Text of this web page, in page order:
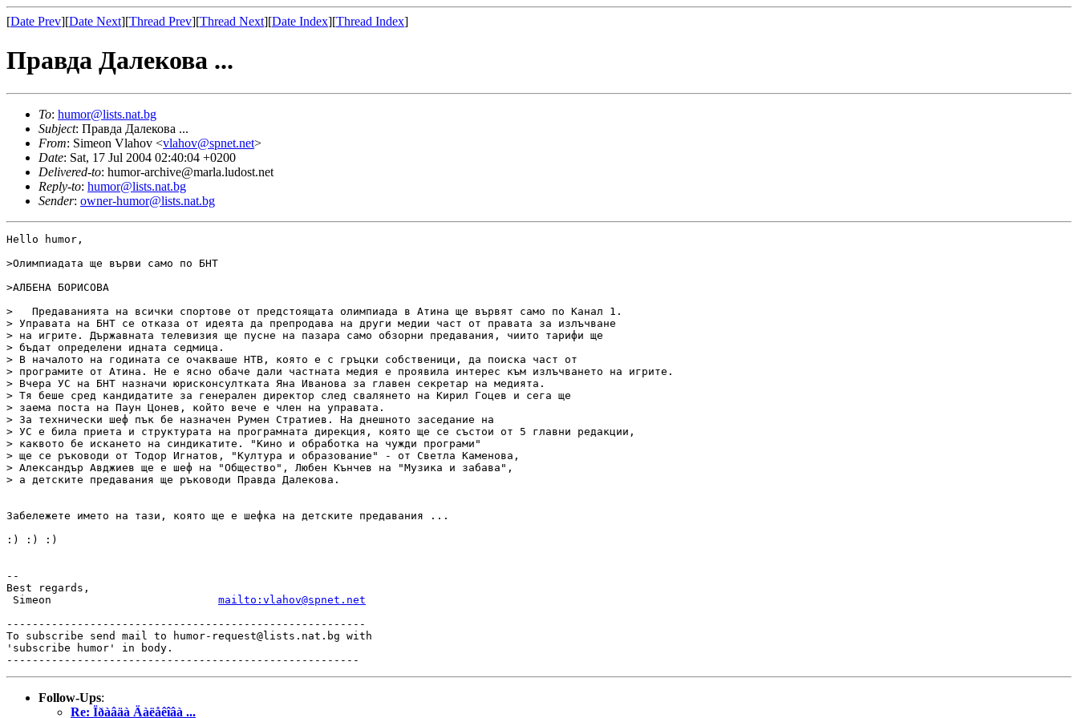
[Date Prev][Date Next][Thread Prev][Thread Next][Date Index][Thread Index]
Правда Далекова ...
To: humor@lists.nat.bg
Subject: Правда Далекова ...
From: Simeon Vlahov <vlahov@spnet.net>
Date: Sat, 17 Jul 2004 02:40:04 +0200
Delivered-to: humor-archive@marla.ludost.net
Reply-to: humor@lists.nat.bg
Sender: owner-humor@lists.nat.bg
Hello humor,
>Олимпиадата ще върви само по БНТ
>АЛБЕНА БОРИСОВА
>   Предаванията на всички спортове от предстоящата олимпиада в Атина ще вървят само по Канал 1.
> Управата на БНТ се отказа от идеята да препродава на други медии част от правата за излъчване
> на игрите. Държавната телевизия ще пусне на пазара само обзорни предавания, чиито тарифи ще
> бъдат определени идната седмица.
> В началото на годината се очакваше НТВ, която е с гръцки собственици, да поиска част от
> програмите от Атина. Не е ясно обаче дали частната медия е проявила интерес към излъчването на игрите.
> Вчера УС на БНТ назначи юрисконсултката Яна Иванова за главен секретар на медията.
> Тя беше сред кандидатите за генерален директор след свалянето на Кирил Гоцев и сега ще
> заема поста на Паун Цонев, който вече е член на управата.
> За технически шеф пък бе назначен Румен Стратиев. На днешното заседание на
> УС е била приета и структурата на програмната дирекция, която ще се състои от 5 главни редакции,
> каквото бе искането на синдикатите. "Кино и обработка на чужди програми"
> ще се ръководи от Тодор Игнатов, "Култура и образование" - от Светла Каменова,
> Александър Авджиев ще е шеф на "Общество", Любен Кънчев на "Музика и забава",
> а детските предавания ще ръководи Правда Далекова.
Забележете името на тази, която ще е шефка на детските предавания ...
:) :) :)
--
Best regards,
Simeon mailto:vlahov@spnet.net
--------------------------------------------------------
To subscribe send mail to humor-request@lists.nat.bg with
'subscribe humor' in body.
Follow-Ups:
Re: Ïðàâäà Äàëåêîâà ...